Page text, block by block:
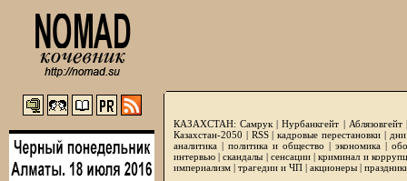
КАЗАХСТАН: Самрук |Нурбанкгейт | Аблязовгейт
Казахстан-2050 | RSS|кадровые перестановки|
аналитика | политика и общество | экономика |
интервью |скандалы | сенсации|криминал и
империализм | трагедии и ЧП | акционеры |